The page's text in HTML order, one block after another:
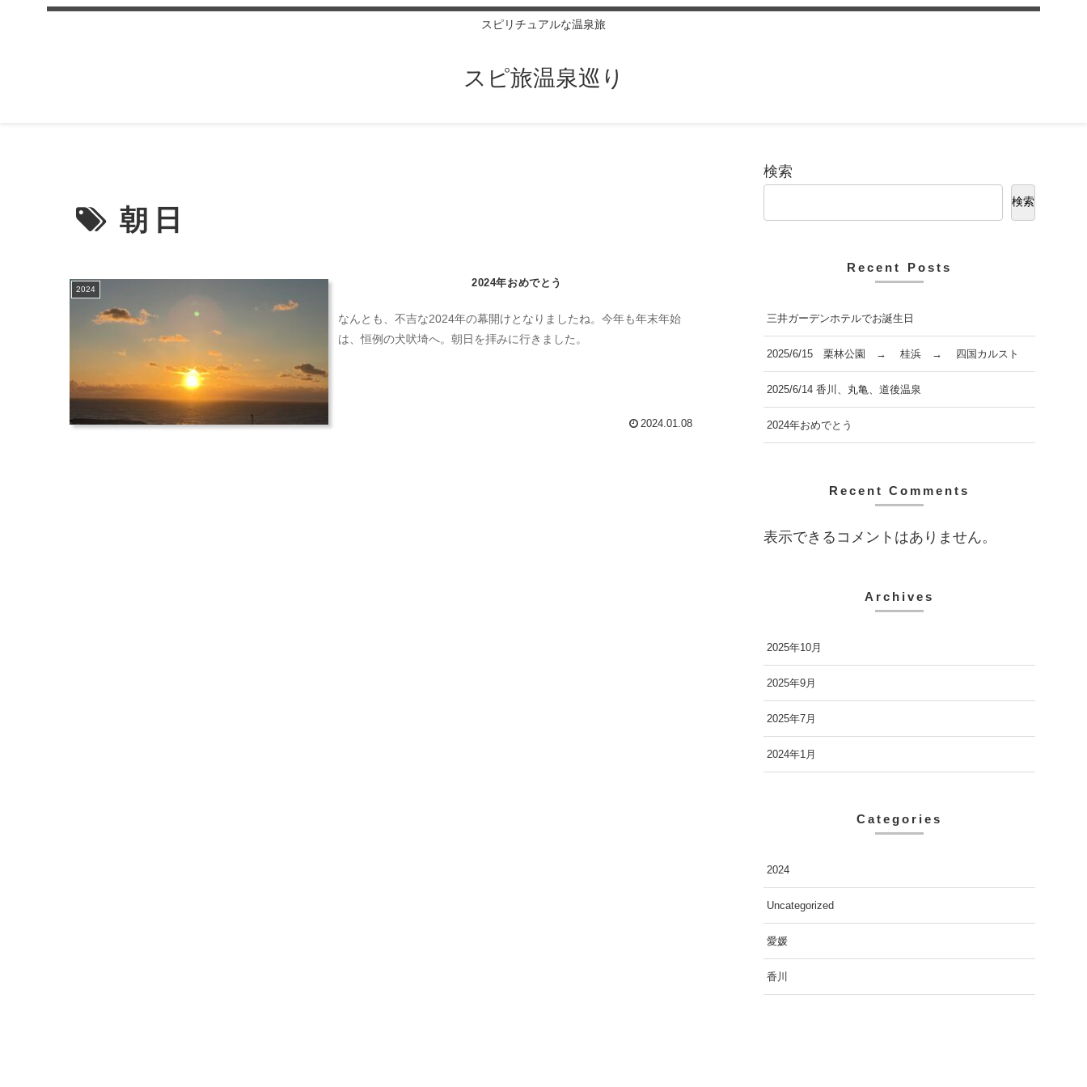
スピリチュアルな温泉旅
スピ旅温泉巡り
朝日
2024
2024年おめでとう
なんとも、不吉な2024年の幕開けとなりましたね。今年も年末年始
は、恒例の犬吠埼へ。朝日を拝みに行きました。
2024.01.08
検索
検索
Recent Posts
三井ガーデンホテルでお誕生日
2025/6/15 栗林公園 → 桂浜 → 四国カルスト
2025/6/14 香川、丸亀、道後温泉
2024年おめでとう
Recent Comments
表示できるコメントはありません。
Archives
2025年10月
2025年9月
2025年7月
2024年1月
Categories
2024
Uncategorized
愛媛
香川